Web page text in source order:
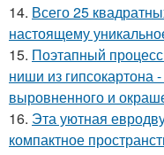
14. Всего 25
настоящему
15. Поэтапный
ниши из гипсокартона
выровненного и
16. Эта уютная
компактное